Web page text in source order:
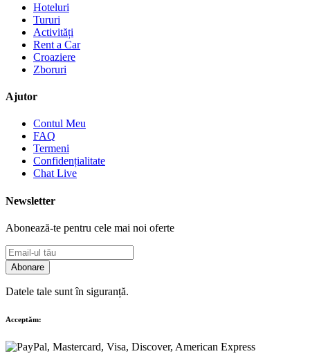
Hoteluri
Tururi
Activități
Rent a Car
Croaziere
Zboruri
Ajutor
Contul Meu
FAQ
Termeni
Confidențialitate
Chat Live
Newsletter
Abonează-te pentru cele mai noi oferte
Abonare
Datele tale sunt în siguranță.
Acceptăm: